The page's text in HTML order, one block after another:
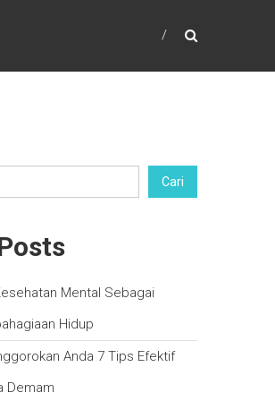
Cari
Mental Sebagai
Hidup
Anda 7 Tips Efektif
Demam